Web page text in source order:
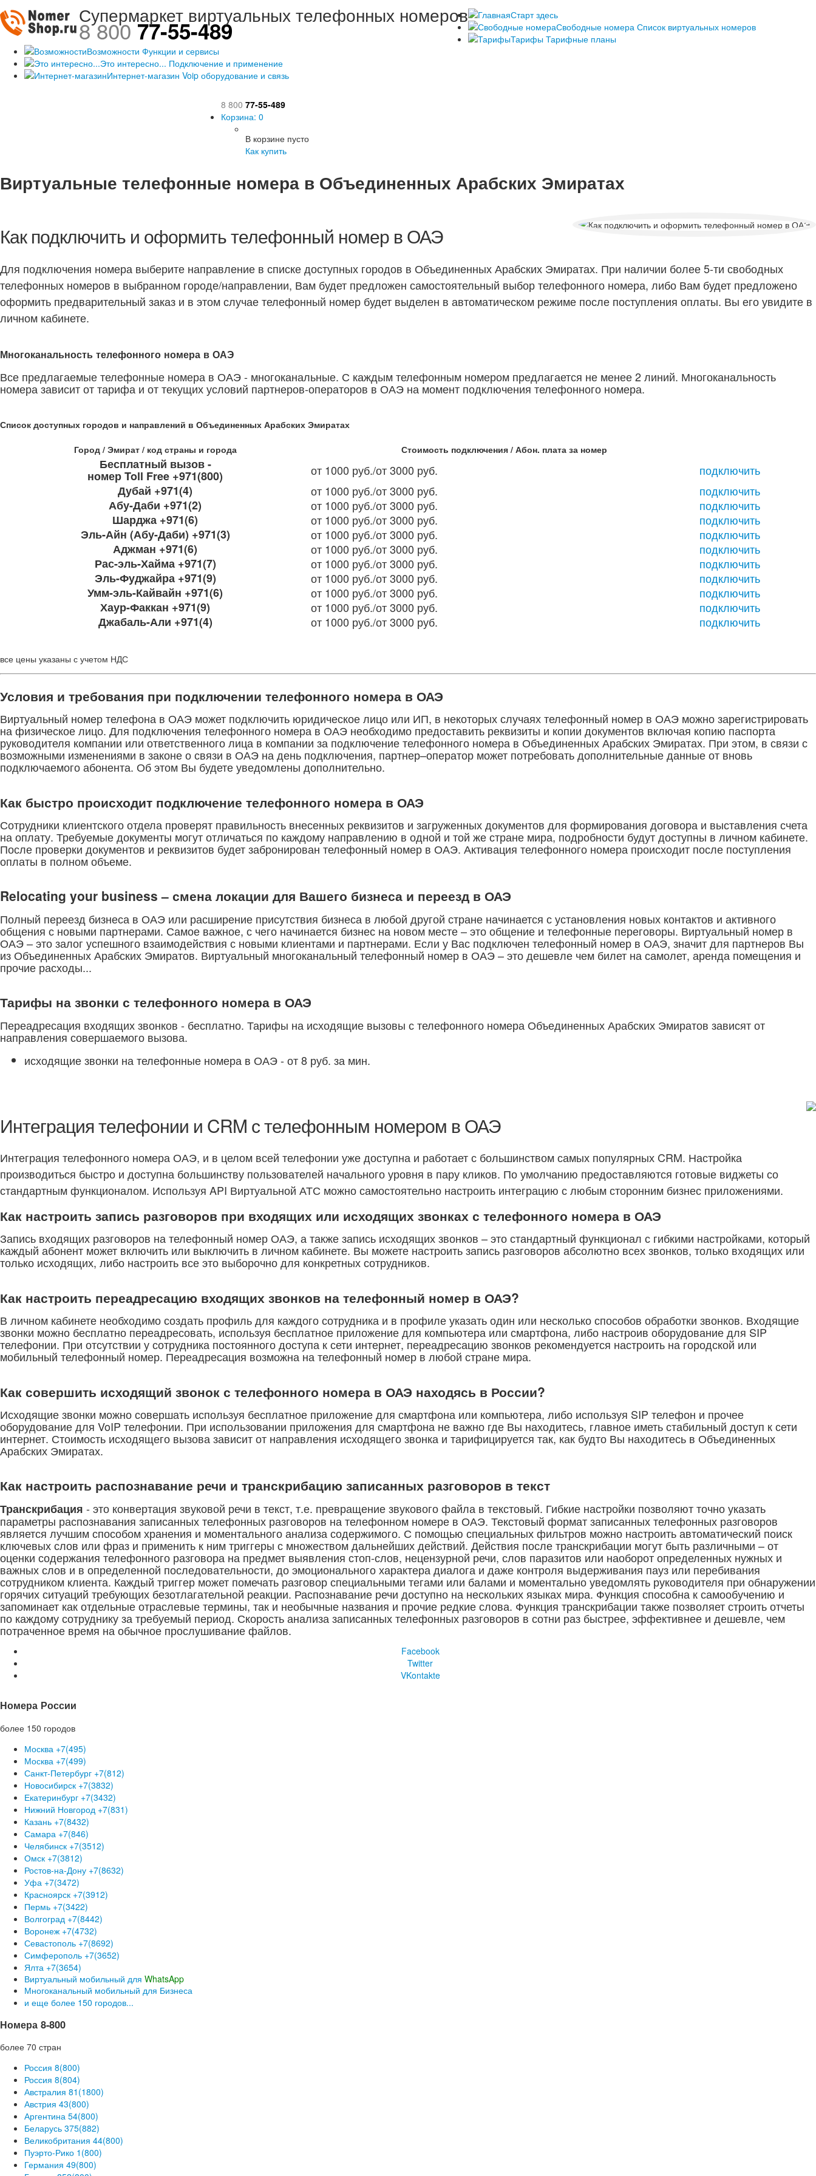
Супермаркет виртуальных телефонных номеров
8 80077-55-489
Старт здесь
Свободные номера Список виртуальных номеров
Тарифы Тарифные планы
Возможности Функции и сервисы
Это интересно... Подключение и применение
Интернет-магазин Voip оборудование и связь
8 800 77-55-489
Корзина: 0
В корзине пусто
Как купить
Виртуальные телефонные номера в Объединенных Арабских Эмиратах
Как подключить и оформить телефонный номер в ОАЭ
Для подключения номера выберите направление в списке доступных городов в Объединенных Арабских Эмиратах. При наличии более 5-ти свободных
телефонных номеров в выбранном городе/направлении, Вам будет предложен самостоятельный выбор телефонного номера, либо Вам будет предложено
оформить предварительный заказ и в этом случае телефонный номер будет выделен в автоматическом режиме после поступления оплаты. Вы его увидите в
личном кабинете.
Многоканальность телефонного номера в ОАЭ
Все предлагаемые телефонные номера в ОАЭ - многоканальные. С каждым телефонным номером предлагается не менее 2 линий. Многоканальность
номера зависит от тарифа и от текущих условий партнеров-операторов в ОАЭ на момент подключения телефонного номера.
Список доступных городов и направлений в Объединенных Арабских Эмиратах
Город / Эмират / код страны и города Стоимость подключения / Абон. плата за номер
Бесплатный вызов -
номер Toll Free +971(800) от 1000 руб./от 3000 руб.
подключить
Дубай +971(4)
от 1000 руб./от 3000 руб.
подключить
Абу-Даби +971(2)
от 1000 руб./от 3000 руб.
подключить
Шарджа +971(6)
от 1000 руб./от 3000 руб.
подключить
Эль-Айн (Абу-Даби) +971(3)
от 1000 руб./от 3000 руб.
подключить
Аджман +971(6)
от 1000 руб./от 3000 руб.
подключить
Рас-эль-Хайма +971(7)
от 1000 руб./от 3000 руб.
подключить
Эль-Фуджайра +971(9)
от 1000 руб./от 3000 руб.
подключить
Умм-эль-Кайвайн +971(6)
от 1000 руб./от 3000 руб.
подключить
Хаур-Факкан +971(9)
от 1000 руб./от 3000 руб.
подключить
Джабаль-Али +971(4)
от 1000 руб./от 3000 руб. подключить
все цены указаны с учетом НДС
Условия и требования при подключении телефонного номера в ОАЭ
Виртуальный номер телефона в ОАЭ может подключить юридическое лицо или ИП, в некоторых случаях телефонный номер в ОАЭ можно зарегистрировать
на физическое лицо. Для подключения телефонного номера в ОАЭ необходимо предоставить реквизиты и копии документов включая копию паспорта
руководителя компании или ответственного лица в компании за подключение телефонного номера в Объединенных Арабских Эмиратах. При этом, в связи с
возможными изменениями в законе о связи в ОАЭ на день подключения, партнер–оператор может потребовать дополнительные данные от вновь
подключаемого абонента. Об этом Вы будете уведомлены дополнительно.
Как быстро происходит подключение телефонного номера в ОАЭ
Сотрудники клиентского отдела проверят правильность внесенных реквизитов и загруженных документов для формирования договора и выставления счета
на оплату. Требуемые документы могут отличаться по каждому направлению в одной и той же стране мира, подробности будут доступны в личном кабинете.
После проверки документов и реквизитов будет забронирован телефонный номер в ОАЭ. Активация телефонного номера происходит после поступления
оплаты в полном объеме.
Relocating your business – смена локации для Вашего бизнеса и переезд в ОАЭ
Полный переезд бизнеса в ОАЭ или расширение присутствия бизнеса в любой другой стране начинается с установления новых контактов и активного
общения с новыми партнерами. Самое важное, с чего начинается бизнес на новом месте – это общение и телефонные переговоры. Виртуальный номер в
ОАЭ – это залог успешного взаимодействия с новыми клиентами и партнерами. Если у Вас подключен телефонный номер в ОАЭ, значит для партнеров Вы
из Объединенных Арабских Эмиратов. Виртуальный многоканальный телефонный номер в ОАЭ – это дешевле чем билет на самолет, аренда помещения и
прочие расходы...
Тарифы на звонки с телефонного номера в ОАЭ
Переадресация входящих звонков - бесплатно. Тарифы на исходящие вызовы с телефонного номера Объединенных Арабских Эмиратов зависят от
направления совершаемого вызова.
исходящие звонки на телефонные номера в ОАЭ - от 8 руб. за мин.
Интеграция телефонии и CRM с телефонным номером в ОАЭ
Интеграция телефонного номера ОАЭ, и в целом всей телефонии уже доступна и работает с большинством самых популярных CRM. Настройка
производиться быстро и доступна большинству пользователей начального уровня в пару кликов. По умолчанию предоставляются готовые виджеты со
стандартным функционалом. Используя API Виртуальной АТС можно самостоятельно настроить интеграцию с любым сторонним бизнес приложениями.
Как настроить запись разговоров при входящих или исходящих звонках с телефонного номера в ОАЭ
Запись входящих разговоров на телефонный номер ОАЭ, а также запись исходящих звонков – это стандартный функционал с гибкими настройками, который
каждый абонент может включить или выключить в личном кабинете. Вы можете настроить запись разговоров абсолютно всех звонков, только входящих или
только исходящих, либо настроить все это выборочно для конкретных сотрудников.
Как настроить переадресацию входящих звонков на телефонный номер в ОАЭ?
В личном кабинете необходимо создать профиль для каждого сотрудника и в профиле указать один или несколько способов обработки звонков. Входящие
звонки можно бесплатно переадресовать, используя бесплатное приложение для компьютера или смартфона, либо настроив оборудование для SIP
телефонии. При отсутствии у сотрудника постоянного доступа к сети интернет, переадресацию звонков рекомендуется настроить на городской или
мобильный телефонный номер. Переадресация возможна на телефонный номер в любой стране мира.
Как совершить исходящий звонок с телефонного номера в ОАЭ находясь в России?
Исходящие звонки можно совершать используя бесплатное приложение для смартфона или компьютера, либо используя SIP телефон и прочее
оборудование для VoIP телефонии. При использовании приложения для смартфона не важно где Вы находитесь, главное иметь стабильный доступ к сети
интернет. Стоимость исходящего вызова зависит от направления исходящего звонка и тарифицируется так, как будто Вы находитесь в Объединенных
Арабских Эмиратах.
Как настроить распознавание речи и транскрибацию записанных разговоров в текст
Транскрибация - это конвертация звуковой речи в текст, т.е. превращение звукового файла в текстовый. Гибкие настройки позволяют точно указать
параметры распознавания записанных телефонных разговоров на телефонном номере в ОАЭ. Текстовый формат записанных телефонных разговоров
является лучшим способом хранения и моментального анализа содержимого. С помощью специальных фильтров можно настроить автоматический поиск
ключевых слов или фраз и применить к ним триггеры с множеством дальнейших действий. Действия после транскрибации могут быть различными – от
оценки содержания телефонного разговора на предмет выявления стоп-слов, нецензурной речи, слов паразитов или наоборот определенных нужных и
важных слов и в определенной последовательности, до эмоционального характера диалога и даже контроля выдерживания пауз или перебивания
сотрудником клиента. Каждый триггер может помечать разговор специальными тегами или балами и моментально уведомлять руководителя при обнаружении
горячих ситуаций требующих безотлагательной реакции. Распознавание речи доступно на нескольких языках мира. Функция способна к самообучению и
запоминает как отдельные отраслевые термины, так и необычные названия и прочие редкие слова. Функция транскрибации также позволяет строить отчеты
по каждому сотруднику за требуемый период. Скорость анализа записанных телефонных разговоров в сотни раз быстрее, эффективнее и дешевле, чем
потраченное время на обычное прослушивание файлов.
Facebook
Twitter
VKontakte
Номера России
более 150 городов
Москва +7(495)
Москва +7(499)
Санкт-Петербург +7(812)
Новосибирск +7(3832)
Екатеринбург +7(3432)
Нижний Новгород +7(831)
Казань +7(8432)
Самара +7(846)
Челябинск +7(3512)
Омск +7(3812)
Ростов-на-Дону +7(8632)
Уфа +7(3472)
Красноярск +7(3912)
Пермь +7(3422)
Волгоград +7(8442)
Воронеж +7(4732)
Севастополь +7(8692)
Симферополь +7(3652)
Ялта +7(3654)
Виртуальный мобильный для WhatsApp
Многоканальный мобильный для Бизнеса
и еще более 150 городов...
Номера 8-800
более 70 стран
Россия 8(800)
Россия 8(804)
Австралия 81(1800)
Австрия 43(800)
Аргентина 54(800)
Беларусь 375(882)
Великобритания 44(800)
Пуэрто-Рико 1(800)
Германия 49(800)